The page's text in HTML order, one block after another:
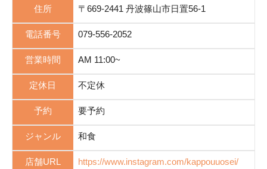
住所 〒669-2441 丹波篠山市日置56-1
電話番号 079-556-2052
営業時間 AM 11:00~
定休日 不定休
予約 要予約
ジャンル 和食
店舗URL https://www.instagram.com/kappouuosei/